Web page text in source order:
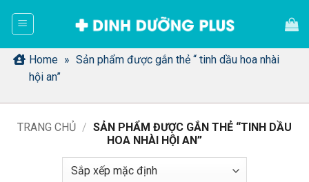
dung Home » Sản phẩm được gắn thẻ “ tinh dầu hoa nhài
hội an”
TRANG CHỦ / SẢN PHẨM ĐƯỢC GẮN THẺ “TINH DẦU
HOA NHÀI HỘI AN”